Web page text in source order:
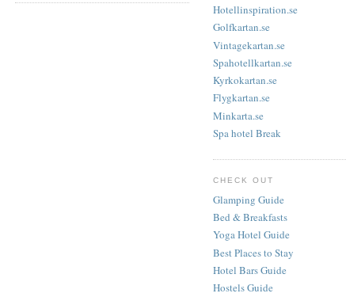
Hotellinspiration.se
Golfkartan.se
Vintagekartan.se
Spahotellkartan.se
Kyrkokartan.se
Flygkartan.se
Minkarta.se
Spa hotel Break
CHECK OUT
Glamping Guide
Bed & Breakfasts
Yoga Hotel Guide
Best Places to Stay
Hotel Bars Guide
Hostels Guide